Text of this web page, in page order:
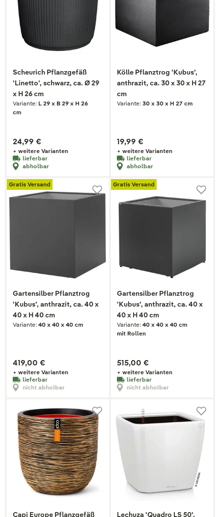
Scheurich Pflanzgefäß
'Linetto', schwarz, ca. Ø 29
x H 26 cm
Variante: L 29 x B 29 x H 26
cm
24,99 €
+ weitere Varianten
lieferbar
abholbar
Kölle Pflanztrog 'Kubus',
anthrazit, ca. 30 x 30 x H 27
cm
Variante: 30 x 30 x H 27 cm
19,99 €
+ weitere Varianten
lieferbar
abholbar
Gratis Versand
Gartensilber Pflanztrog
'Kubus', anthrazit, ca. 40 x
40 x H 40 cm
Variante: 40 x 40 x 40 cm
419,00 €
+ weitere Varianten
lieferbar
nicht abholbar
Gratis Versand
Gartensilber Pflanztrog
'Kubus', anthrazit, ca. 40 x
40 x H 40 cm
Variante: 40 x 40 x 40 cm
mit Rollen
515,00 €
+ weitere Varianten
lieferbar
nicht abholbar
Capi Europe Pflanzgefäß
Lechuza 'Quadro LS 50',